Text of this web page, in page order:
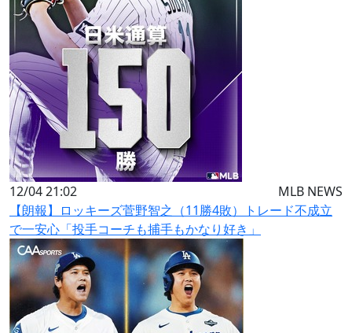
12/04 21:02
MLB NEWS
【朗報】ロッキーズ菅野智之（11勝4敗）トレード不成立
で一安心「投手コーチも捕手もかなり好き」